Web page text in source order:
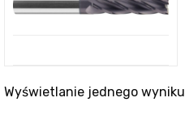
Wyświetlanie jednego wyniku